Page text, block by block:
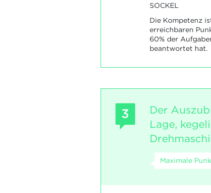
SOCKEL
Die Kompetenz
erreichbaren
60% der
beantwortet hat.
3
Der
Lage,
Maximale